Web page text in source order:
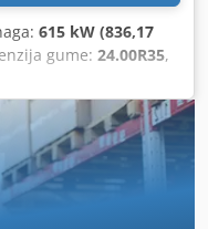
615 kW (836,17
gume: 24.00R35,
, CATERPILLAR
Godina proizvodnje:
kabina radio klima
korpe povećana
Bridgestone gume
Aezdi Txjblswa